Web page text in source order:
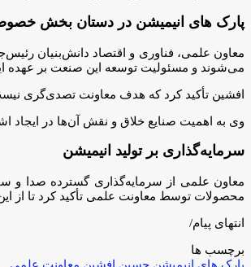
پارک های انیمیشن در دستان بخش
معاون علمی، فناوری و اقتصاد دانش‌بنیان
می‌شوند و مسئولیت توسعه این صنعت بر عهده
افشین تأکید کرد که هدف معاونت تصدی‌گری
وی به اهمیت صنایع خلاق و نقش آن‌ها در ایجاد
سرمایه‌گذاری بر تولید انیمیشن
معاون علمی از سرمایه‌گذاری گسترده صدا و
محصولات توسط معاونت علمی تأکید کرد تا از
انتهای پیام/
برچسب ها